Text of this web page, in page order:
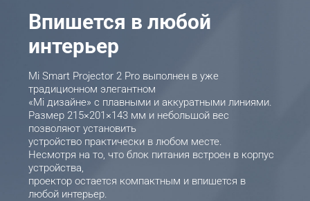
Впишется в любой
интерьер
Mi Smart Projector 2 Pro выполнен в уже
традиционном элегантном
«Mi дизайне» с плавными и аккуратными линиями.
Размер 215×201×143 мм и небольшой вес
позволяют установить
устройство практически в любом месте.
Несмотря на то, что блок питания встроен в корпус
устройства,
проектор остается компактным и впишется в
любой интерьер.